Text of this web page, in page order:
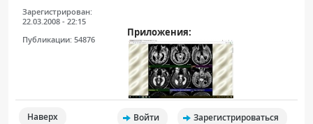
Зарегистрирован:
22.03.2008 - 22:15
Публикации: 54876
Приложения:
Наверх Войти Зарегистрироваться